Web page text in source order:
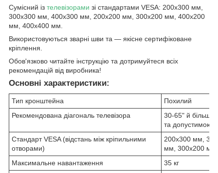
Сумісний із телевізорами зі стандартами VESA: 200x300 мм,
300x300 мм, 400x300 мм, 200x200 мм, 300x200 мм, 400x200
мм, 400x400 мм.
Використовуються зварні шви та — якісне сертифіковане
кріплення.
Обов'язково читайте інструкцію та дотримуйтеся всіх
рекомендацій від виробника!
Основні характеристики:
Тип кронштейна
Похилий
Рекомендована діагональ телевізора
30-65" й більше
та допустимою
Стандарт VESA (відстань між кріпильними
отворами)
200x300 мм,
мм, 300x200
Максимальне навантаження
35 кг